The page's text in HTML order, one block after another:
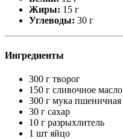
Жиры: 15 г
Углеводы: 30 г
Ингредиенты
300 г творог
150 г сливочное масло
300 г мука пшеничная
30 г сахар
10 г разрыхлитель
1 шт яйцо